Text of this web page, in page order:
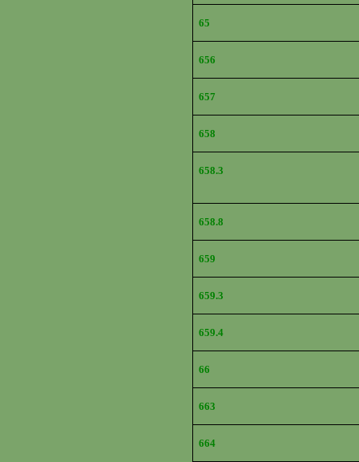
65
656
657
658
658.3
658.8
659
659.3
659.4
66
663
664